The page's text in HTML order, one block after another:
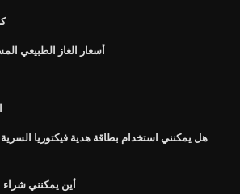
أسعار الغاز الطبيعي
هل يمكنني استخدام بطاقة هدية فيكتوريا
أين يمكنني شراء